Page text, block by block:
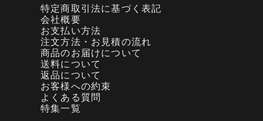
特定商取引法に基づく表記
会社概要
お支払い方法
注文方法・お見積の流れ
商品のお届けについて
送料について
返品について
お客様への約束
よくある質問
特集一覧